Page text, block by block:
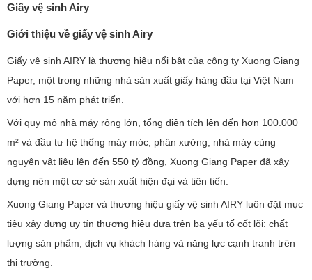
Giấy vệ sinh Airy
Giới thiệu về giấy vệ sinh Airy
Giấy vệ sinh AIRY là thương hiệu nổi bật của công ty Xuong Giang
Paper, một trong những nhà sản xuất giấy hàng đầu tại Việt Nam
với hơn 15 năm phát triển.
Với quy mô nhà máy rộng lớn, tổng diện tích lên đến hơn 100.000
m² và đầu tư hệ thống máy móc, phân xưởng, nhà máy cùng
nguyên vật liệu lên đến 550 tỷ đồng, Xuong Giang Paper đã xây
dựng nên một cơ sở sản xuất hiện đại và tiên tiến.
Xuong Giang Paper và thương hiệu giấy vệ sinh AIRY luôn đặt mục
tiêu xây dựng uy tín thương hiệu dựa trên ba yếu tố cốt lõi: chất
lượng sản phẩm, dịch vụ khách hàng và năng lực cạnh tranh trên
thị trường.